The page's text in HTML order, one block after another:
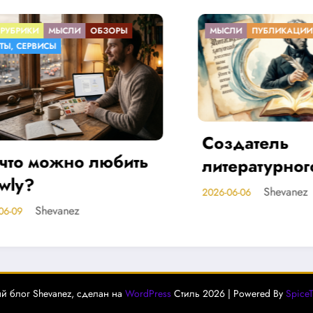
МЫСЛИ ПУБЛИКАЦИИ
Создатель
литературного языка
блог Shevanez, сделан на WordPress Стиль 2026 | Powered By